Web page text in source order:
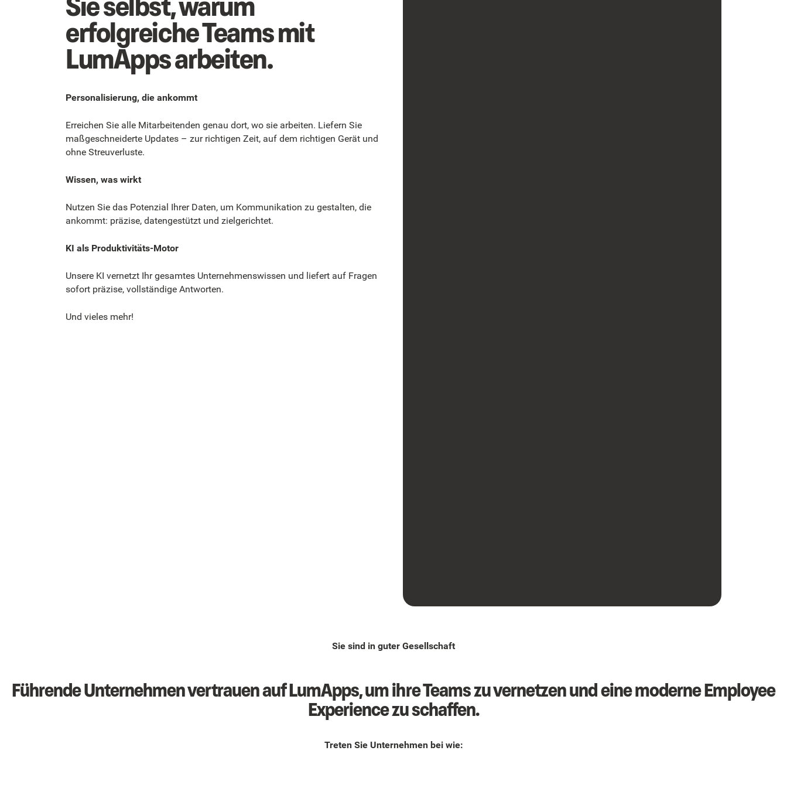
erfolgreiche Teams mit
LumApps arbeiten.
Personalisierung, die ankommt
Erreichen Sie alle Mitarbeitenden genau dort, wo sie arbeiten. Liefern Sie
maßgeschneiderte Updates – zur richtigen Zeit, auf dem richtigen Gerät und
ohne Streuverluste.
Wissen, was wirkt
Nutzen Sie das Potenzial Ihrer Daten, um Kommunikation zu gestalten, die
ankommt: präzise, datengestützt und zielgerichtet.
KI als Produktivitäts-Motor
Unsere KI vernetzt Ihr gesamtes Unternehmenswissen und liefert auf Fragen
sofort präzise, vollständige Antworten.
Und vieles mehr!
Sie sind in guter Gesellschaft
Führende Unternehmen vertrauen auf LumApps, um ihre Teams zu vernetzen und eine moderne Employee
Experience zu schaffen.
Treten Sie Unternehmen bei wie: